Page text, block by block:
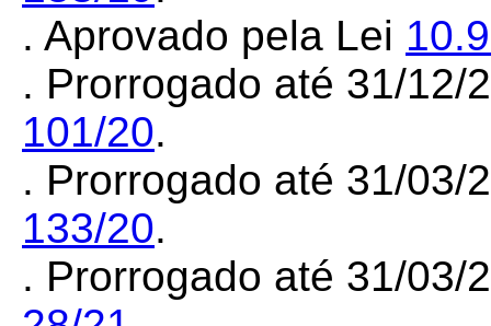
. Aprovado pela Lei
. Prorrogado até 31/12/
101/20.
. Prorrogado até 31/03/
133/20.
. Prorrogado até 31/03/